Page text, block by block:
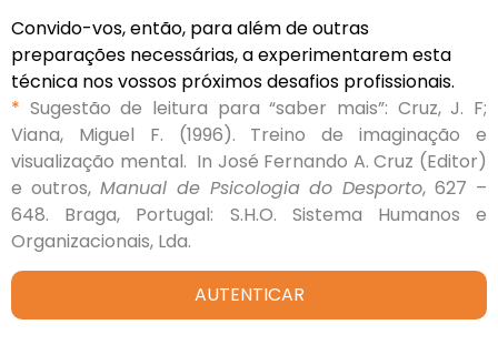
Convido-vos, então, para além de outras
preparações necessárias, a experimentarem esta
técnica nos vossos próximos desafios profissionais.
* Sugestão de leitura para “saber mais”: Cruz, J. F;
Viana, Miguel F. (1996). Treino de imaginação e
visualização mental. In José Fernando A. Cruz (Editor)
e outros, Manual de Psicologia do Desporto, 627 –
648. Braga, Portugal: S.H.O. Sistema Humanos e
Organizacionais, Lda.
AUTENTICAR